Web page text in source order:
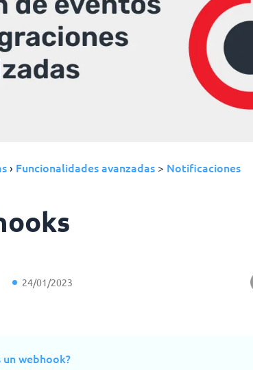
› Funcionalidades avanzadas > Notificaciones
24/01/2023
un webhook?